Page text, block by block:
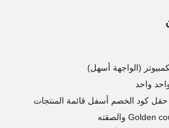
(الواجهة أسهل)
واحد
كود الخصم أسفل قائمة المنتجات